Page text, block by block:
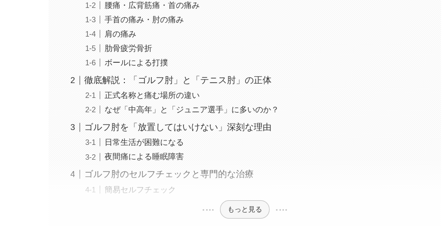
腰痛・広背筋痛・首の痛み
手首の痛み・肘の痛み
肩の痛み
肋骨疲労骨折
ボールによる打撲
徹底解説：「ゴルフ肘」と「テニス肘」の正体
正式名称と痛む場所の違い
なぜ「中高年」と「ジュニア選手」に多いのか？
ゴルフ肘を「放置してはいけない」深刻な理由
日常生活が困難になる
夜間痛による睡眠障害
ゴルフ肘のセルフチェックと専門的な治療
簡易セルフチェック
もっと見る